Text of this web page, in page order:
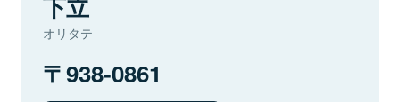
下立
オリタテ
938-0861